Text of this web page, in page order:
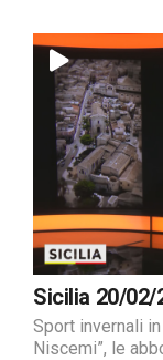
Sicilia 20/02/
Sport invernali
Niscemi”, le